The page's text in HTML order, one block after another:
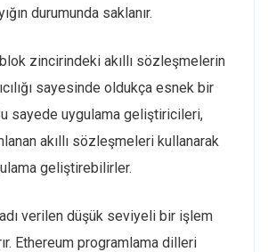
durumunda saklanır.
zincirindeki akıllı sözleşmelerin
sayesinde oldukça esnek bir
sayede uygulama geliştiricileri,
akıllı sözleşmeleri kullanarak
geliştirebilirler.
verilen düşük seviyeli bir işlem
Ethereum programlama dilleri